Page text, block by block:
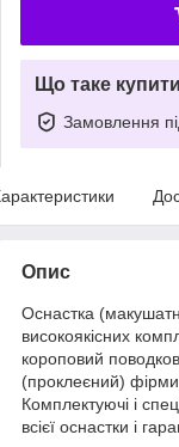
Що таке
Замовлення
Опис
Оснастка
високоякісних
короповий
(проклеєний)
Комплектуючі і
всієї оснастки і